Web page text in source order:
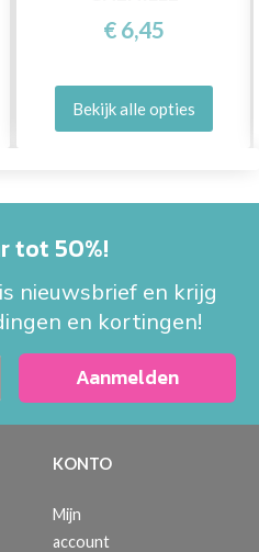
€ 6,45
Bekijk alle opties
tot 50%!
nieuwsbrief en krijg
en kortingen!
Aanmelden
KONTO
Mijn
account